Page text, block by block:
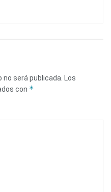
será publicada.
Los
con *